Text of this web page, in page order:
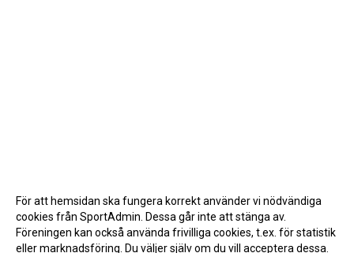
För att hemsidan ska fungera korrekt använder vi nödvändiga
cookies från SportAdmin. Dessa går inte att stänga av.
Föreningen kan också använda frivilliga cookies, t.ex. för statistik
eller marknadsföring. Du väljer själv om du vill acceptera dessa.